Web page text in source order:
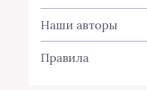
Наши авторы
Правила